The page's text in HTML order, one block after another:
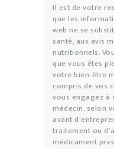
Il est de votre
que les
web ne se
santé, aux avis
nutritionnels.
que vous êtes
votre bien-être
compris de vos
vous engagez à
médecin, selon
avant
traitement ou
médicament